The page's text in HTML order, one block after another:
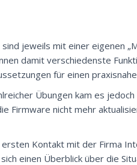
sind jeweils mit einer eigenen
damit verschiedenste
für einen
Übungen kam es
Firmware nicht mehr
ersten Kontakt mit der Firma
einen Überblick über die